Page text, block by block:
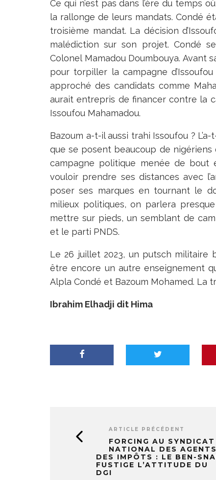
Ce qui n’est pas dans l’ère du temps
la rallonge de leurs mandats. Condé
troisième mandat. La décision
malédiction sur son projet. Condé
Colonel Mamadou Doumbouya. Avant
pour torpiller la campagne
approché des candidats comme
aurait entrepris de financer contre la
Issoufou Mahamadou.
Bazoum a-t-il aussi trahi Issoufou ?
que se posent beaucoup de nigériens
campagne politique menée de bout
vouloir prendre ses distances avec
poser ses marques en tournant le
milieux politiques, on parlera presque
mettre sur pieds, un semblant de
et le parti PNDS.
Le 26 juillet 2023, un putsch militaire
être encore un autre enseignement
Alpla Condé et Bazoum Mohamed. La
Ibrahim Elhadji dit Hima
ARTICLE PRÉCÉDENT
FORCING AU SYNDICAT
NATIONAL DES AGENTS
DES IMPÔTS : LE BEN-
FUSTIGE L’ATTITUDE DU
DGI